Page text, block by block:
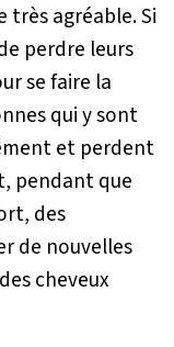
très agréable. Si
perdre leurs
se faire la
qui y sont
et perdent
pendant que
des
de nouvelles
cheveux